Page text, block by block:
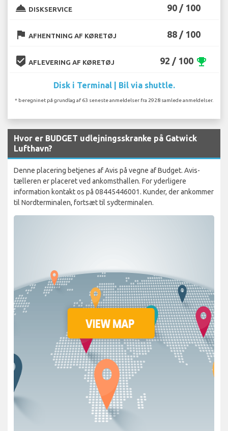
room_service DISKSERVICE 90 / 100
flag AFHENTNING AF KØRETØJ 88 / 100
beenhere AFLEVERING AF KØRETØJ 92 / 100 emoji_events
Disk i Terminal | Bil via shuttle.
* beregninet på grundlag af 63 seneste anmeldelser fra 2928 samlede anmeldelser.
Hvor er BUDGET udlejningsskranke på Gatwick
Lufthavn?
Denne placering betjenes af Avis på vegne af Budget. Avis-
tælleren er placeret ved ankomsthallen. For yderligere
information kontakt os på 08445446001. Kunder, der ankommer
til Nordterminalen, fortsæt til sydterminalen.